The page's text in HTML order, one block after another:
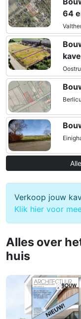
64
Verkoop jouw
Klik hier voor
Alles over
huis